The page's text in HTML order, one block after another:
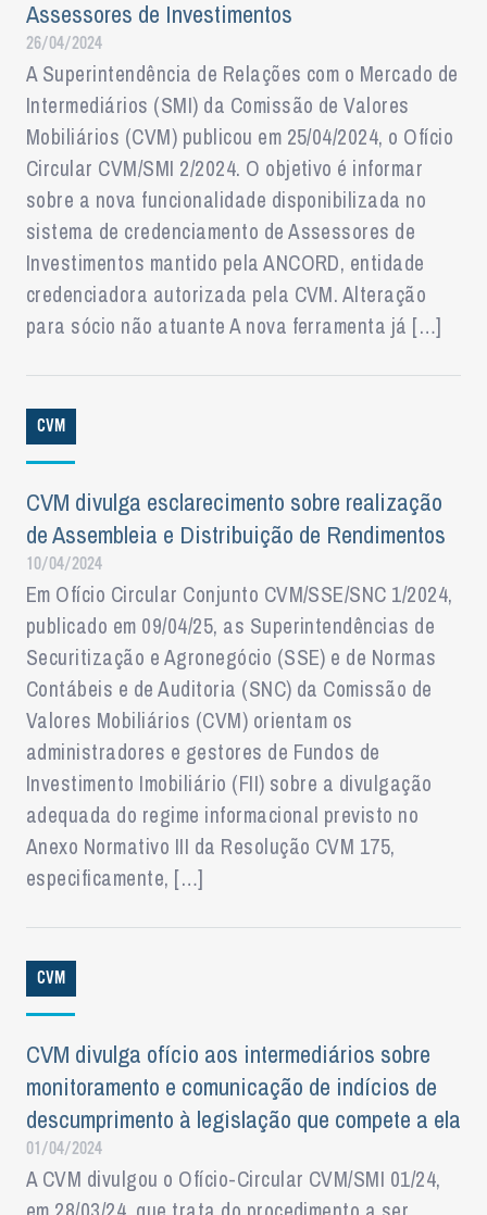
Assessores de Investimentos
26/04/2024
A Superintendência de Relações com o Mercado de
Intermediários (SMI) da Comissão de Valores
Mobiliários (CVM) publicou em 25/04/2024, o Ofício
Circular CVM/SMI 2/2024. O objetivo é informar
sobre a nova funcionalidade disponibilizada no
sistema de credenciamento de Assessores de
Investimentos mantido pela ANCORD, entidade
credenciadora autorizada pela CVM. Alteração
para sócio não atuante A nova ferramenta já […]
CVM
CVM divulga esclarecimento sobre realização
de Assembleia e Distribuição de Rendimentos
10/04/2024
Em Ofício Circular Conjunto CVM/SSE/SNC 1/2024,
publicado em 09/04/25, as Superintendências de
Securitização e Agronegócio (SSE) e de Normas
Contábeis e de Auditoria (SNC) da Comissão de
Valores Mobiliários (CVM) orientam os
administradores e gestores de Fundos de
Investimento Imobiliário (FII) sobre a divulgação
adequada do regime informacional previsto no
Anexo Normativo III da Resolução CVM 175,
especificamente, […]
CVM
CVM divulga ofício aos intermediários sobre
monitoramento e comunicação de indícios de
descumprimento à legislação que compete a ela
01/04/2024
A CVM divulgou o Ofício-Circular CVM/SMI 01/24,